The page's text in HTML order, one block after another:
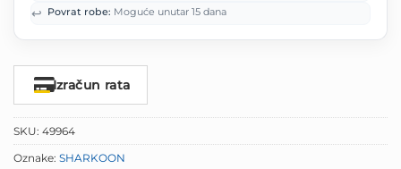
↩️ Povrat robe: Moguće unutar 15 dana
Izračun rata
SKU: 49964
Oznake: SHARKOON